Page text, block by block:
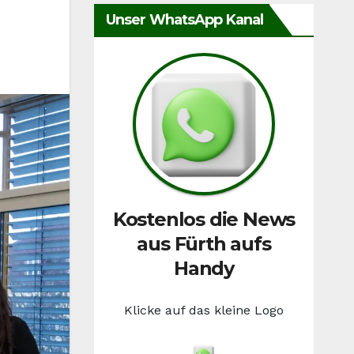
Unser WhatsApp Kanal
Kostenlos die News
aus Fürth aufs
Handy
Klicke auf das kleine Logo